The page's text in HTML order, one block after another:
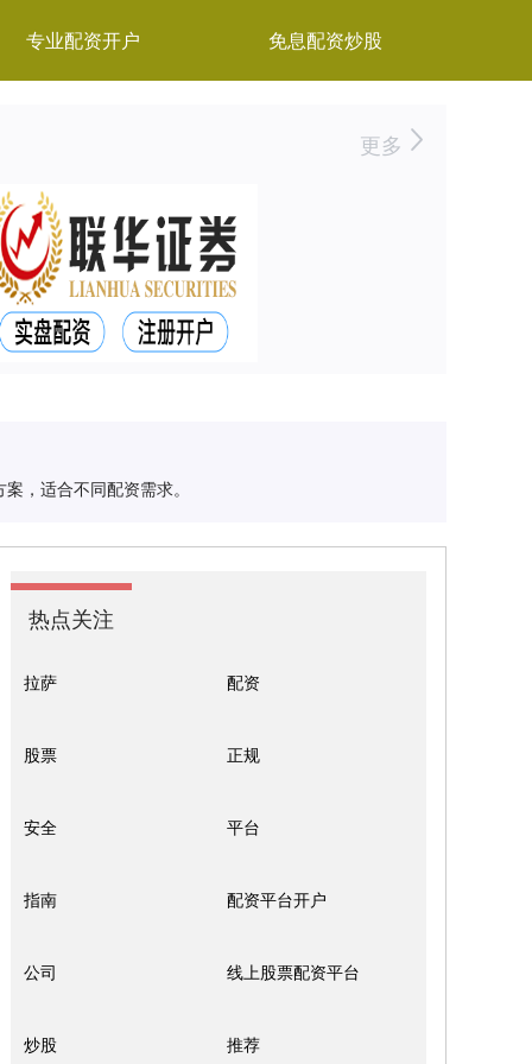
专业配资开户 免息配资炒股
更多
，适合不同配资需求。
热点关注
拉萨 配资
股票 正规
安全 平台
指南 配资平台开户
公司 线上股票配资平台
炒股 推荐